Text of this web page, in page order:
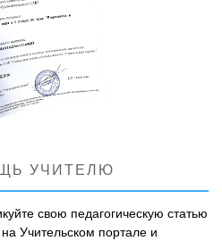
УЧИТЕЛЮ
свою педагогическую статью
Учительском портале и